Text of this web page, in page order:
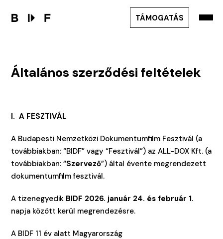
TÁMOGATÁS
Általános szerződési feltételek
I. A FESZTIVÁL
A Budapesti Nemzetközi Dokumentumfilm Fesztivál (a
továbbiakban: “BIDF” vagy “Fesztivál”) az ALL-DOX Kft. (a
továbbiakban: “Szervező”) által évente megrendezett
dokumentumfilm fesztivál.
A tizenegyedik BIDF 2026. január 24. és február 1.
napja között kerül megrendezésre.
A BIDF 11 év alatt Magyarország